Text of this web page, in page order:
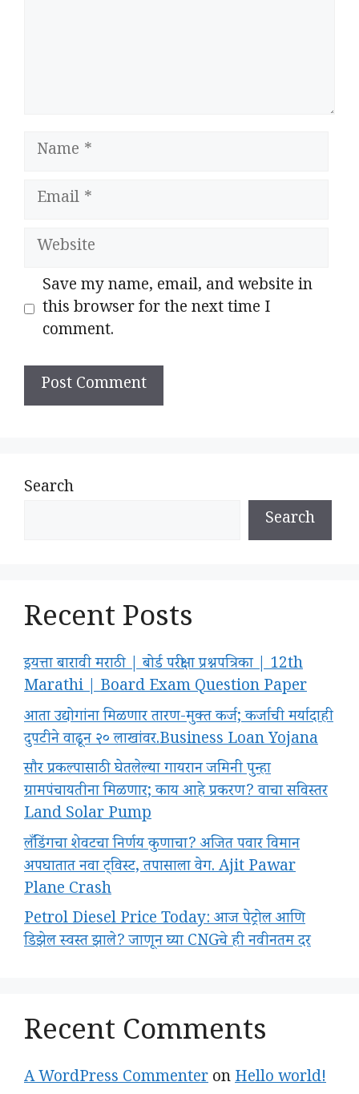
Name
Email
Website
Save my name, email, and website in
this browser for the next time I
comment.
Search
Search
Recent Posts
इयत्ता बारावी मराठी | बोर्ड परीक्षा प्रश्नपत्रिका | 12th
Marathi | Board Exam Question Paper
आता उद्योगांना मिळणार तारण-मुक्त कर्ज; कर्जाची मर्यादाही
दुपटीने वाढून २० लाखांवर.Business Loan Yojana
सौर प्रकल्पासाठी घेतलेल्या गायरान जमिनी पुन्हा
ग्रामपंचायतीना मिळणार; काय आहे प्रकरण? वाचा सविस्तर
Land Solar Pump
लँडिंगचा शेवटचा निर्णय कुणाचा? अजित पवार विमान
अपघातात नवा ट्विस्ट, तपासाला वेग. Ajit Pawar
Plane Crash
Petrol Diesel Price Today: आज पेट्रोल आणि
डिझेल स्वस्त झाले? जाणून घ्या CNGचे ही नवीनतम दर
Recent Comments
A WordPress Commenter onHello world!